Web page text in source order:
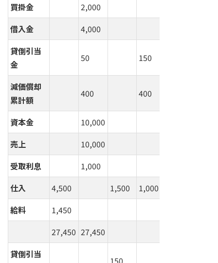
買掛金
2,000
借入金
4,000
貸倒引当
金
50 150
減価償却
累計額
400 400
資本金
10,000
売上
10,000
受取利息
1,000
仕入
4,500 1,500 1,000
給料
1,450
27,450 27,450
貸倒引当
150